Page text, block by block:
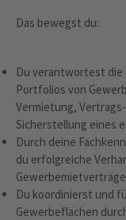
Das bewegst du:
Du verantwortest
Portfolios von
Vermietung,
Sicherstellung eines
Durch deine
du erfolgreiche
Du koordinierst und
Gewerbeflächen